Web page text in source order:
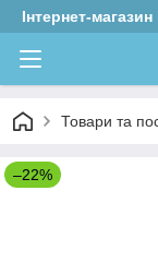
Інтернет-
Товари та
–22%